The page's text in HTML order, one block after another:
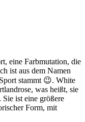
eine Farbmutation, die
ist aus dem Namen
stammt 😉. White
was heißt, sie
ist eine größere
Form, mit